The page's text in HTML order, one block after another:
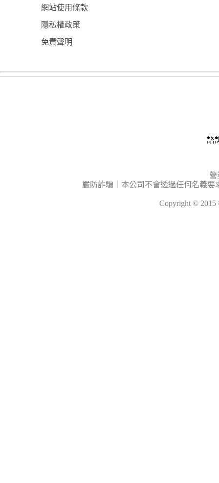
網站使用條款
隱私權政策
免責聲明
諮
營
嚴防詐騙｜本公司不會透過任何名義
Copyright ©